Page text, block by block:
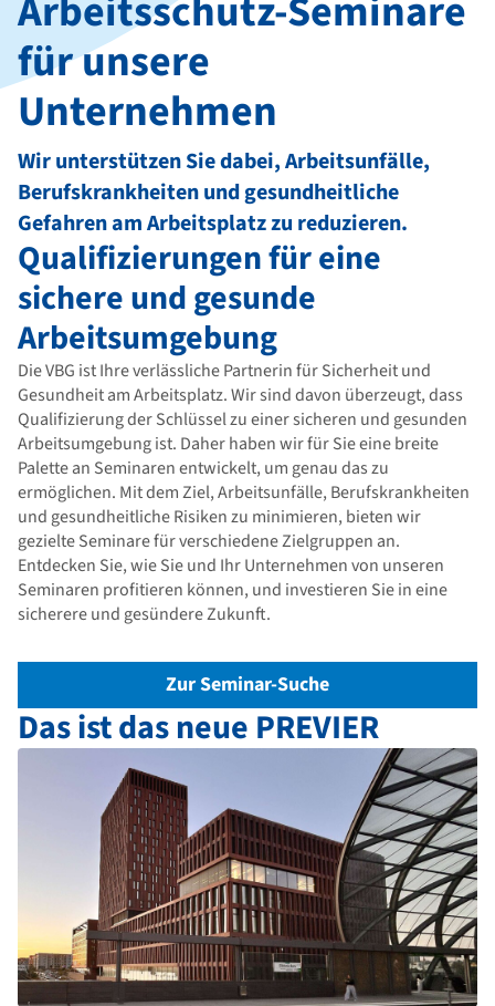
Arbeitsschutz-Seminare
für unsere
Unternehmen
Wir unterstützen Sie dabei, Arbeitsunfälle,
Berufskrankheiten und gesundheitliche
Gefahren am Arbeitsplatz zu reduzieren.
Qualifizierungen für eine
sichere und gesunde
Arbeitsumgebung
Die VBG ist Ihre verlässliche Partnerin für Sicherheit und
Gesundheit am Arbeitsplatz. Wir sind davon überzeugt, dass
Qualifizierung der Schlüssel zu einer sicheren und gesunden
Arbeitsumgebung ist. Daher haben wir für Sie eine breite
Palette an Seminaren entwickelt, um genau das zu
ermöglichen. Mit dem Ziel, Arbeitsunfälle, Berufskrankheiten
und gesundheitliche Risiken zu minimieren, bieten wir
gezielte Seminare für verschiedene Zielgruppen an.
Entdecken Sie, wie Sie und Ihr Unternehmen von unseren
Seminaren profitieren können, und investieren Sie in eine
sicherere und gesündere Zukunft.
Zur Seminar-Suche
Das ist das neue PREVIER